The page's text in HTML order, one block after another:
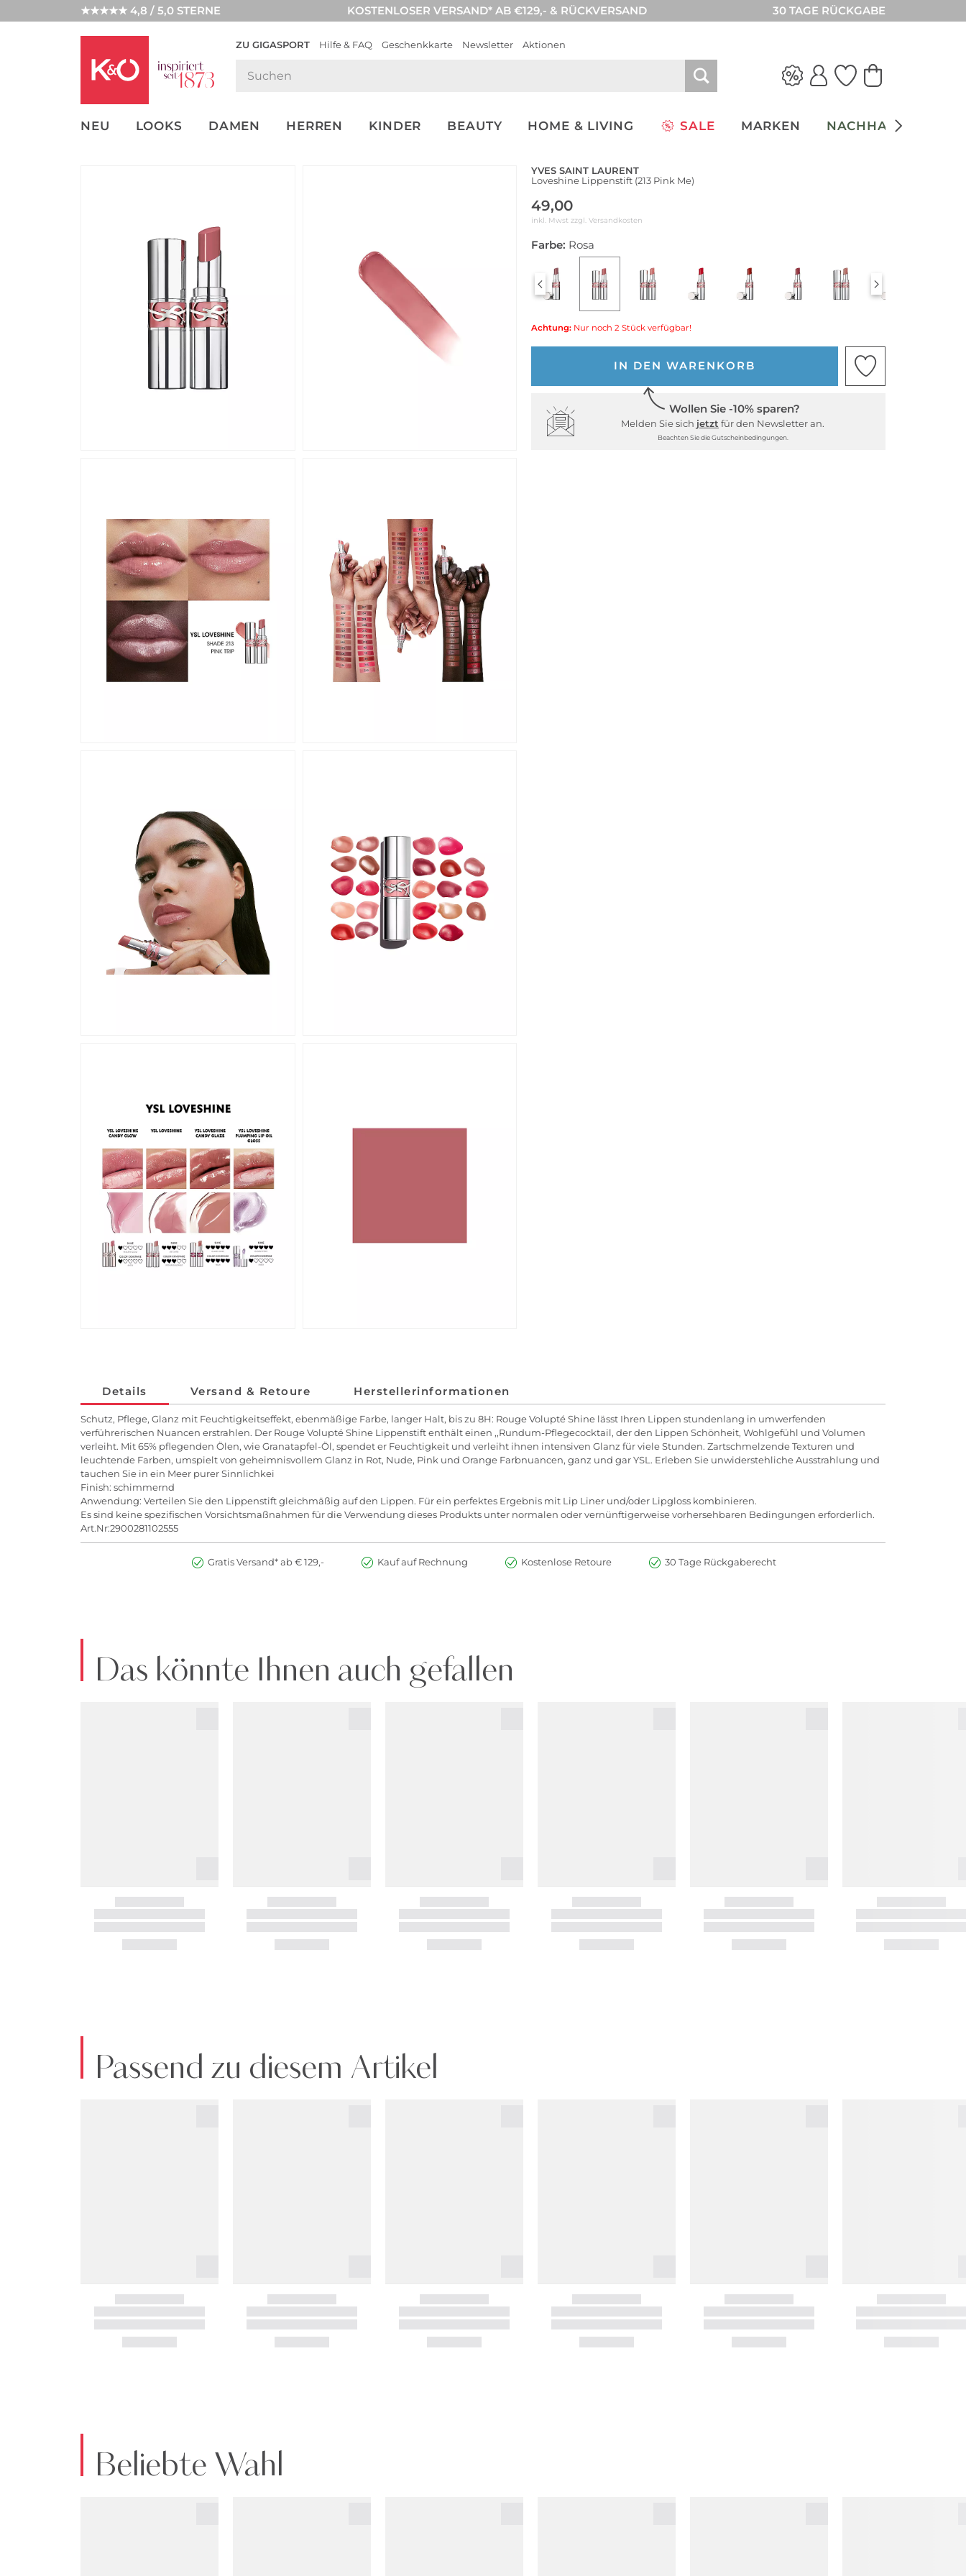
★★★★★ 4,8 / 5,0 STERNE KOSTENLOSER VERSAND* AB €129,- & RÜCKVERSAND 30 TAGE RÜCKGABE
ZU GIGASPORT Hilfe & FAQ Geschenkkarte Newsletter Aktionen
NEU LOOKS DAMEN HERREN KINDER BEAUTY HOME & LIVING SALE MARKEN NACHHALTIGKEIT
NEW IN
WEDDING
YVES SAINT LAURENT
Loveshine Lippenstift (213 Pink Me)
49,00
inkl. Mwst zzgl. Versandkosten
Farbe: Rosa
Achtung: Nur noch 2 Stück verfügbar!
IN DEN WARENKORB
Wollen Sie -10% sparen?
Melden Sie sich jetzt für den Newsletter an.
Beachten Sie die Gutscheinbedingungen.
Details Versand & Retoure Herstellerinformationen
Schutz, Pflege, Glanz mit Feuchtigkeitseffekt, ebenmäßige Farbe, langer Halt, bis zu 8H: Rouge Volupté Shine lässt Ihren Lippen stundenlang in umwerfenden
verführerischen Nuancen erstrahlen. Der Rouge Volupté Shine Lippenstift enthält einen ,,Rundum-Pflegecocktail, der den Lippen Schönheit, Wohlgefühl und Volumen
verleiht. Mit 65% pflegenden Ölen, wie Granatapfel-Öl, spendet er Feuchtigkeit und verleiht ihnen intensiven Glanz für viele Stunden. Zartschmelzende Texturen und
leuchtende Farben, umspielt von geheimnisvollem Glanz in Rot, Nude, Pink und Orange Farbnuancen, ganz und gar YSL. Erleben Sie unwiderstehliche Ausstrahlung und
tauchen Sie in ein Meer purer Sinnlichkei
Finish: schimmernd
Anwendung: Verteilen Sie den Lippenstift gleichmäßig auf den Lippen. Für ein perfektes Ergebnis mit Lip Liner und/oder Lipgloss kombinieren.
Es sind keine spezifischen Vorsichtsmaßnahmen für die Verwendung dieses Produkts unter normalen oder vernünftigerweise vorhersehbaren Bedingungen erforderlich.
Art.Nr:2900281102555
Gratis Versand* ab € 129,- Kauf auf Rechnung Kostenlose Retoure 30 Tage Rückgaberecht
Das könnte Ihnen auch gefallen
Passend zu diesem Artikel
Beliebte Wahl